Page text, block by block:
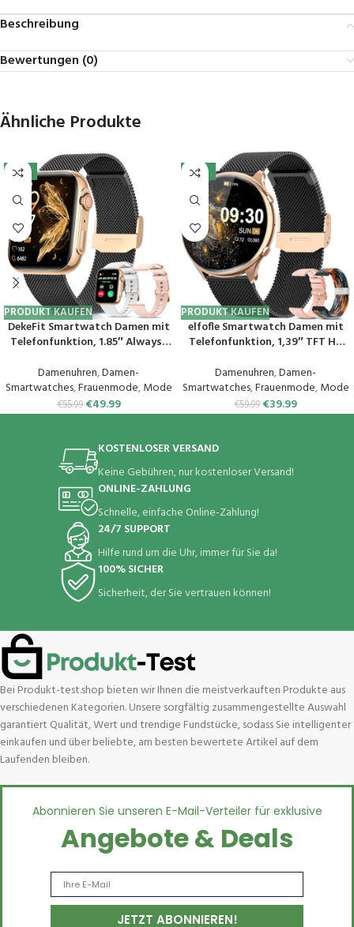
Beschreibung
Bewertungen (0)
Ähnliche Produkte
-11%
PRODUKT KAUFEN
DekeFit Smartwatch Damen mit
Telefonfunktion, 1.85″ Always-
mit
Schlafmonitor/Herzfrequenz/Sp
O2, 120+ Sportuhr IP68
Wasserdicht für iOS Android
Damenuhren,Damen-
Smartwatches,Frauenmode,Mode
€55.99 €49.99
-33%
PRODUKT KAUFEN
elfofle Smartwatch Damen mit
Telefonfunktion, 1,39″ TFT HD
mit 120 Sport SpO2 Pulsuhr
Menstruationszyklus
Schlafmonitor,Armbanduhr für
iOS Android (Schwarz Gold)
Damenuhren,Damen-
Smartwatches,Frauenmode,Mode
€59.99 €39.99
KOSTENLOSER VERSAND
Keine Gebühren, nur kostenloser Versand!
ONLINE-ZAHLUNG
Schnelle, einfache Online-Zahlung!
24/7 SUPPORT
Hilfe rund um die Uhr, immer für Sie da!
100% SICHER
Sicherheit, der Sie vertrauen können!
Bei Produkt-test.shop bieten wir Ihnen die meistverkauften Produkte aus
verschiedenen Kategorien. Unsere sorgfältig zusammengestellte Auswahl
garantiert Qualität, Wert und trendige Fundstücke, sodass Sie intelligenter
einkaufen und über beliebte, am besten bewertete Artikel auf dem
Laufenden bleiben.
Abonnieren Sie unseren E-Mail-Verteiler für exklusive
Angebote & Deals